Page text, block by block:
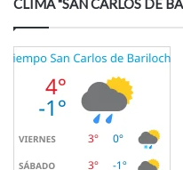
CLIMA "SAN CARLOS DE